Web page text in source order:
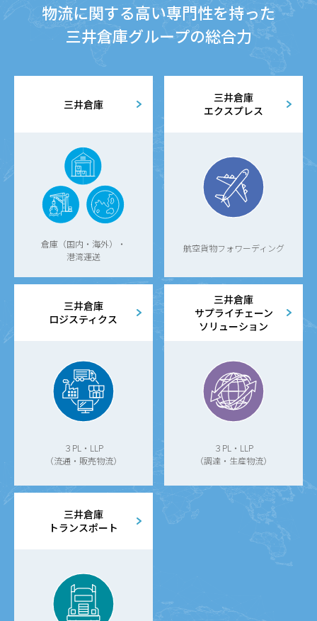
物流に関する高い専門性を持った
三井倉庫グループの総合力
三井倉庫
倉庫（国内・海外）・
港湾運送
三井倉庫
エクスプレス
航空貨物フォワーディング
三井倉庫
ロジスティクス
３PL・LLP
（流通・販売物流）
三井倉庫
サプライチェーン
ソリューション
３PL・LLP
（調達・生産物流）
三井倉庫
トランスポート